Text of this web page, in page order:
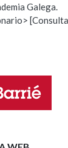
BUSCA
un erro na
Galega.